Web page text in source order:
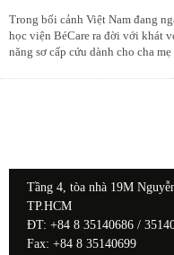
Trong bối cảnh Việt Nam đang
học viện BéCare ra đời với khát
năng sơ cấp cứu dành cho cha
Tầng 4, tòa nhà 19M
TP.HCM
ĐT: +84 8 35140686 /
Fax: +84 8 35140699